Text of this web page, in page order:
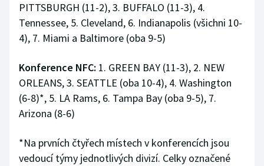
PITTSBURGH (11-2), 3. BUFFALO (11-3), 4.
Tennessee, 5. Cleveland, 6. Indianapolis (všichni 10-
4), 7. Miami a Baltimore (oba 9-5)
Konference NFC: 1. GREEN BAY (11-3), 2. NEW
ORLEANS, 3. SEATTLE (oba 10-4), 4. Washington
(6-8)*, 5. LA Rams, 6. Tampa Bay (oba 9-5), 7.
Arizona (8-6)
*Na prvních čtyřech místech v konferencích jsou
vedoucí týmy jednotlivých divizí. Celky označené